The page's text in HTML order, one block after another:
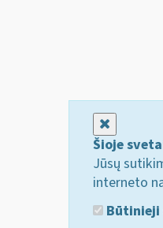
Šioje
Jūsų
interneto
Būtinieji